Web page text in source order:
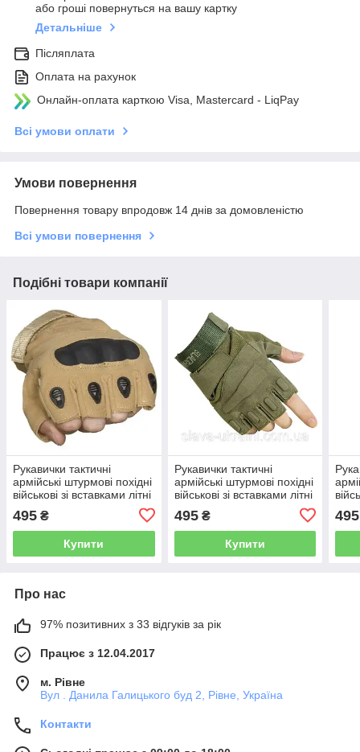
або гроші повернуться на вашу картку
Детальніше
Післяплата
Оплата на рахунок
Онлайн-оплата карткою Visa, Mastercard - LiqPay
Всі умови оплати
Умови повернення
Повернення товару впродовж 14 днів за домовленістю
Всі умови повернення
Подібні товари компанії
Рукавички тактичні
армійські штурмові похідні
військові зі вставками літні
безпалі повітропроникні
XL
495 ₴
Купити
Рукавички тактичні
армійські штурмові похідні
військові зі вставками літні
безпалі повітропроникні
XL
495₴
Купити
495
Про нас
97% позитивних з 33 відгуків за рік
Працює з 12.04.2017
м. Рівне
Вул . Данила Галицького буд 2, Рівне, Україна
Контакти